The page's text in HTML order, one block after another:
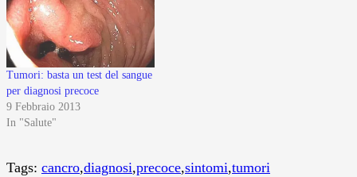
Tumori: basta un test del sangue
per diagnosi precoce
9 Febbraio 2013
In "Salute"
Tags: cancro,diagnosi,precoce,sintomi,tumori